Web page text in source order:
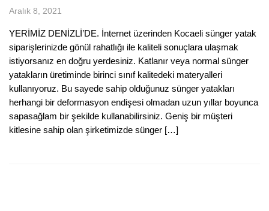
Aralık 8, 2021
YERİMİZ DENİZLİ’DE. İnternet üzerinden Kocaeli sünger yatak
siparişlerinizde gönül rahatlığı ile kaliteli sonuçlara ulaşmak
istiyorsanız en doğru yerdesiniz. Katlanır veya normal sünger
yatakların üretiminde birinci sınıf kalitedeki materyalleri
kullanıyoruz. Bu sayede sahip olduğunuz sünger yatakları
herhangi bir deformasyon endişesi olmadan uzun yıllar boyunca
sapasağlam bir şekilde kullanabilirsiniz. Geniş bir müşteri
kitlesine sahip olan şirketimizde sünger […]